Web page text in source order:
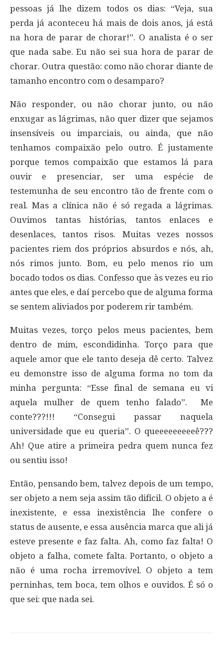
pessoas já lhe dizem todos os dias: “Veja, sua
perda já aconteceu há mais de dois anos, já está
na hora de parar de chorar!”. O analista é o ser
que nada sabe. Eu não sei sua hora de parar de
chorar. Outra questão: como não chorar diante de
tamanho encontro com o desamparo?
Não responder, ou não chorar junto, ou não
enxugar as lágrimas, não quer dizer que sejamos
insensíveis ou imparciais, ou ainda, que não
tenhamos compaixão pelo outro. É justamente
porque temos compaixão que estamos lá para
ouvir e presenciar, ser uma espécie de
testemunha de seu encontro tão de frente com o
real. Mas a clínica não é só regada a lágrimas.
Ouvimos tantas histórias, tantos enlaces e
desenlaces, tantos risos. Muitas vezes nossos
pacientes riem dos próprios absurdos e nós, ah,
nós rimos junto. Bom, eu pelo menos rio um
bocado todos os dias. Confesso que às vezes eu rio
antes que eles, e daí percebo que de alguma forma
se sentem aliviados por poderem rir também.
Muitas vezes, torço pelos meus pacientes, bem
dentro de mim, escondidinha. Torço para que
aquele amor que ele tanto deseja dê certo. Talvez
eu demonstre isso de alguma forma no tom da
minha pergunta: “Esse final de semana eu vi
aquela mulher de quem tenho falado”. Me
conte???!!! “Consegui passar naquela
universidade que eu queria”. O queeeeeeeeeê???
Ah! Que atire a primeira pedra quem nunca fez
ou sentiu isso!
Então, pensando bem, talvez depois de um tempo,
ser objeto a nem seja assim tão difícil. O objeto a é
inexistente, e essa inexistência lhe confere o
status de ausente, e essa ausência marca que ali já
esteve presente e faz falta. Ah, como faz falta! O
objeto a falha, comete falta. Portanto, o objeto a
não é uma rocha irremovível. O objeto a tem
perninhas, tem boca, tem olhos e ouvidos. É só o
que sei: que nada sei.